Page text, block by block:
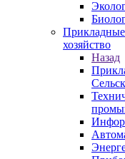
хозяйство
Назад